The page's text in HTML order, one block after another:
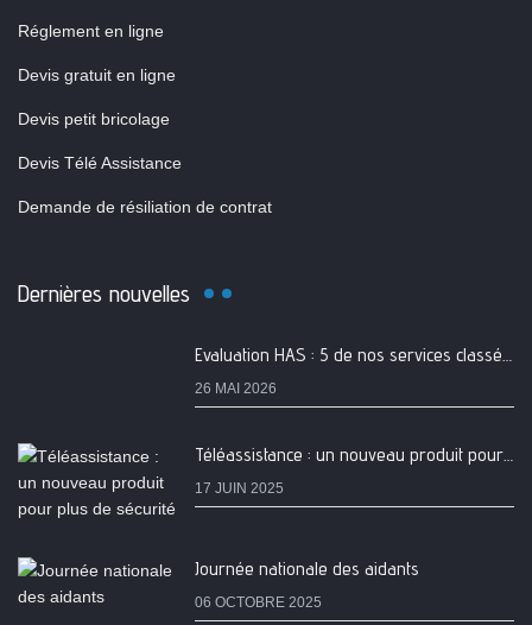
Réglement en ligne
Devis gratuit en ligne
Devis petit bricolage
Devis Télé Assistance
Demande de résiliation de contrat
Dernières nouvelles
Evaluation HAS : 5 de nos services classés A
26 MAI 2026
Téléassistance : un nouveau produit pour plus de sécurité
17 JUIN 2025
Journée nationale des aidants
06 OCTOBRE 2025